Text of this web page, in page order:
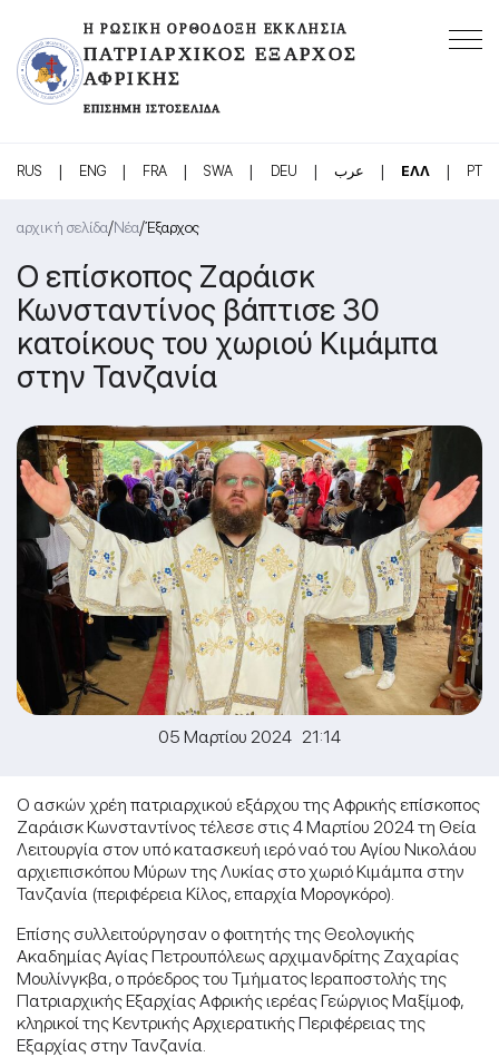
Η ΡΩΣΙΚΉ ΟΡΘΌΔΟΞΗ ΕΚΚΛΗΣΊΑ
ΠΑΤΡΙΑΡΧΙΚΌΣ ΈΞΑΡΧΟΣ
ΑΦΡΙΚΉΣ
ΕΠΊΣΗΜΗ ΙΣΤΟΣΕΛΊΔΑ
RUS | ENG | FRA | SWA | DEU | عرب | ΕΛΛ | PT
αρχική σελίδα/Νέα/Έξαρχος
Ο επίσκοπος Ζαράισκ
Κωνσταντίνος βάπτισε 30
κατοίκους του χωριού Κιμάμπα
στην Τανζανία
05 Μαρτίου 2024 21:14
Ο ασκών χρέη πατριαρχικού εξάρχου της Αφρικής επίσκοπος
Ζαράισκ Κωνσταντίνος τέλεσε στις 4 Μαρτίου 2024 τη Θεία
Λειτουργία στον υπό κατασκευή ιερό ναό του Αγίου Νικολάου
αρχιεπισκόπου Μύρων της Λυκίας στο χωριό Κιμάμπα στην
Τανζανία (περιφέρεια Κίλος, επαρχία Μορογκόρο).
Επίσης συλλειτούργησαν ο φοιτητής της Θεολογικής
Ακαδημίας Αγίας Πετρουπόλεως αρχιμανδρίτης Ζαχαρίας
Μουλίνγκβα, ο πρόεδρος του Τμήματος Ιεραποστολής της
Πατριαρχικής Εξαρχίας Αφρικής ιερέας Γεώργιος Μαξίμοφ,
κληρικοί της Κεντρικής Αρχιερατικής Περιφέρειας της
Εξαρχίας στην Τανζανία.